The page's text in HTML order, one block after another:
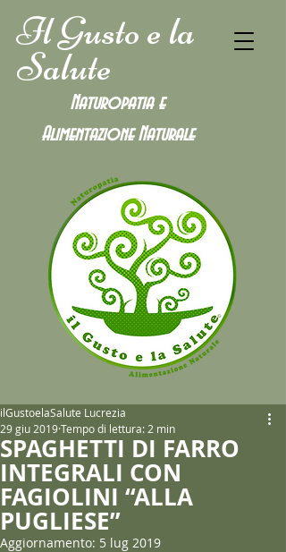
Il Gusto e la
Salute
Naturopatia e
Alimentazione Naturale
SPAGHETTI DI FARRO
INTEGRALI CON
FAGIOLINI “ALLA
PUGLIESE”
ilGustoelaSalute Lucrezia
29 giu 2019Tempo di lettura: 2 min
Aggiornamento: 5 lug 2019